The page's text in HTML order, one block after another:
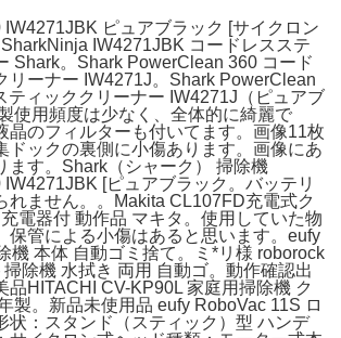
ピュアブラック [サイクロン
IW4271JBK コードレスステ
Shark。Shark PowerClean 360 コード
リーナー IW4271J。Shark PowerClean
ティッククリーナー IW4271J（ピュアブ
使用頻度は少なく、全体的に綺麗で
晶のフィルターも付いてます。画像11枚
ドックの裏側に小傷あります。画像にあ
ます。Shark（シャーク） 掃除機
[ピュアブラック。バッテリ
れません。。Makita CL107FD充電式ク
電器付 動作品 マキタ。使用していた物
保管による小傷はあると思います。eufy
機 本体 自動ゴミ捨て。ミ*リ様 roborock
除機 水拭き 両用 自動ゴ。動作確認出
品HITACHI CV-KP90L 家庭用掃除機 ク
。新品未使用品 eufy RoboVac 11S ロ
状：スタンド（スティック）型 ハンデ